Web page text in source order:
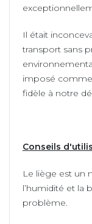
Il était
transport sans
imposé
fidèle à notre
Conseils
Le liège est un
l’humidité et la
problème.